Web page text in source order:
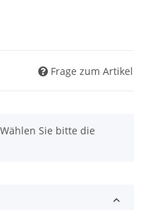
Frage zum Artikel
Sie bitte die